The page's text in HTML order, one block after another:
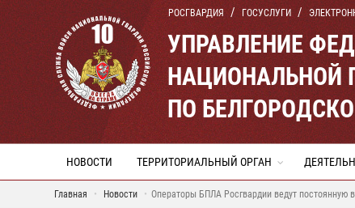
РОСГВАРДИЯ ГОСУСЛУГИ
УПРАВЛЕНИЕ
НАЦИОНАЛЬНОЙ
ПО
НОВОСТИ ТЕРРИТОРИАЛЬНЫЙ ОРГАН
Главная Новости Операторы БПЛА Росгвардии ведут постоянную